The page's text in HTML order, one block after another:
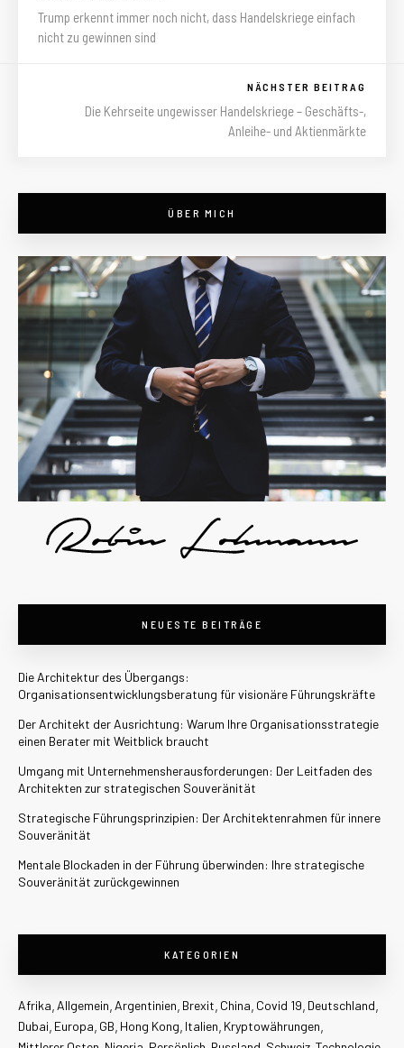
Trump erkennt immer noch nicht, dass Handelskriege einfach
nicht zu gewinnen sind
NÄCHSTER BEITRAG
Die Kehrseite ungewisser Handelskriege – Geschäfts-,
Anleihe- und Aktienmärkte
ÜBER MICH
NEUESTE BEITRÄGE
Die Architektur des Übergangs:
Organisationsentwicklungsberatung für visionäre Führungskräfte
Der Architekt der Ausrichtung: Warum Ihre Organisationsstrategie
einen Berater mit Weitblick braucht
Umgang mit Unternehmensherausforderungen: Der Leitfaden des
Architekten zur strategischen Souveränität
Strategische Führungsprinzipien: Der Architektenrahmen für innere
Souveränität
Mentale Blockaden in der Führung überwinden: Ihre strategische
Souveränität zurückgewinnen
KATEGORIEN
Afrika Allgemein Argentinien Brexit China Covid 19 Deutschland
Dubai Europa GB Hong Kong Italien Kryptowährungen